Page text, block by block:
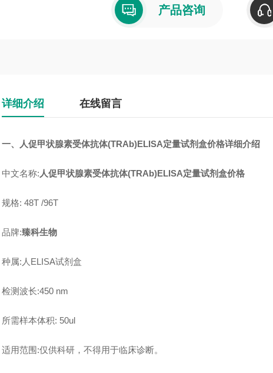
产品咨询
详细介绍 在线留言
一、人促甲状腺素受体抗体(TRAb)ELISA定量试剂盒价格详细介绍
中文名称: 人促甲状腺素受体抗体(TRAb)ELISA定量试剂盒价格
规格: 48T /96T
品牌:臻科生物
种属:人ELISA试剂盒
检测波长:450 nm
所需样本体积: 50ul
适用范围:仅供科研，不得用于临床诊断。